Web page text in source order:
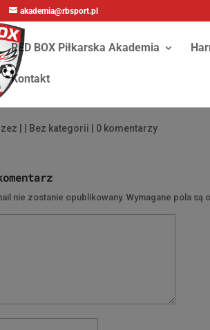
akademia@rbsport.pl
RED BOX Piłkarska Akademia
Kontakt
| Bez kategorii | 0 komentarzy
nie zostanie opublikowany. Wymagane pola są